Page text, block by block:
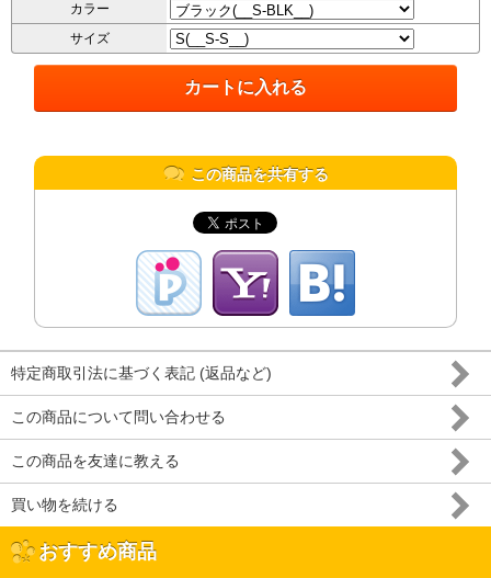
カラー
サイズ
この商品を共有する
特定商取引法に基づく表記 (返品など)
この商品について問い合わせる
この商品を友達に教える
買い物を続ける
おすすめ商品